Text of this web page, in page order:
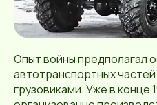
Опыт войны предполагал
автотранспортных
грузовиками. Уже в конце